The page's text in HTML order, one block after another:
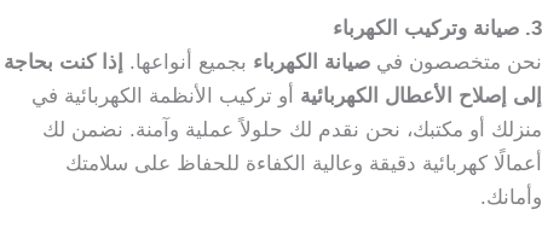
3. صيانة وتركيب الكهرباء
نحن متخصصون في صيانة الكهرباء بجميع أنواعها. إذا كنت بحاجة
إلى إصلاح الأعطال الكهربائية أو تركيب الأنظمة الكهربائية في
منزلك أو مكتبك، نحن نقدم لك حلولاً عملية وآمنة. نضمن لك
أعمالًا كهربائية دقيقة وعالية الكفاءة للحفاظ على سلامتك
وأمانك.